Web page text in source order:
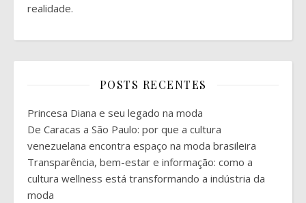
realidade.
POSTS RECENTES
Princesa Diana e seu legado na moda
De Caracas a São Paulo: por que a cultura
venezuelana encontra espaço na moda brasileira
Transparência, bem-estar e informação: como a
cultura wellness está transformando a indústria da
moda